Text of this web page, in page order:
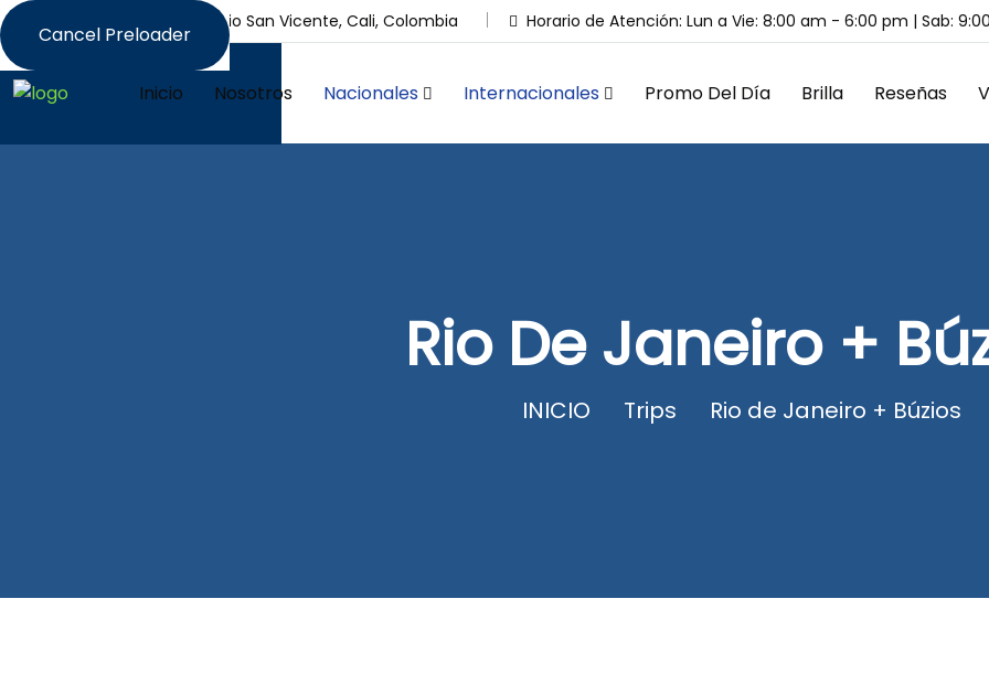
Cancel Preloader
Calle 30 N # 2 BN-24, Barrio San Vicente, Cali, Colombia Horario de Atención: Lun a Vie: 8:00 am - 6:00 pm | Sab:
Inicio Nosotros Nacionales Internacionales Promo Del Día Brilla Reseñas
Rio De Janeiro +
INICIO Trips Rio de Janeiro + Búzios